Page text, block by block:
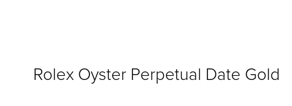
Rolex Oyster Perpetual Date Gold